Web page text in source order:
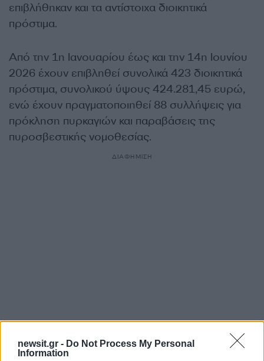
newsit.gr - Do Not Process My Personal
Information
επιβλήθηκαν και τα αντίστοιχα διοικητικά
πρόστιμα.
Από την 1η Ιανουαρίου έως και την 14η Ιουνίου
2026 έχουν επιβληθεί συνολικά 423 διοικητικά
πρόστιμα, συνολικού ύψους 424.281,45 ευρώ,
ενώ έχουν πραγματοποιηθεί 88 συλλήψεις για
πρόκληση πυρκαγιών και παραβάσεις της
πυροσβεστικής νομοθεσίας.
ΔΙΑΦΗΜΙΣΗ
Αν τα χάσατε